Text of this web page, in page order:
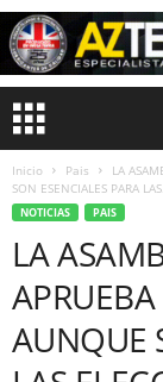
Inicio Pais
LA
SON ESENCIALES PARA
NOTICIAS PAIS
LA
APRUEBA
AUNQUE